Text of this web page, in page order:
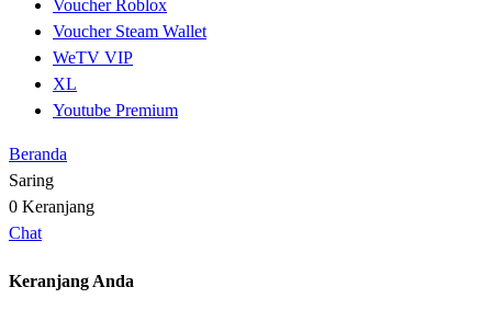
Voucher Roblox
Voucher Steam Wallet
WeTV VIP
XL
Youtube Premium
Beranda
Saring
0 Keranjang
Chat
Keranjang Anda